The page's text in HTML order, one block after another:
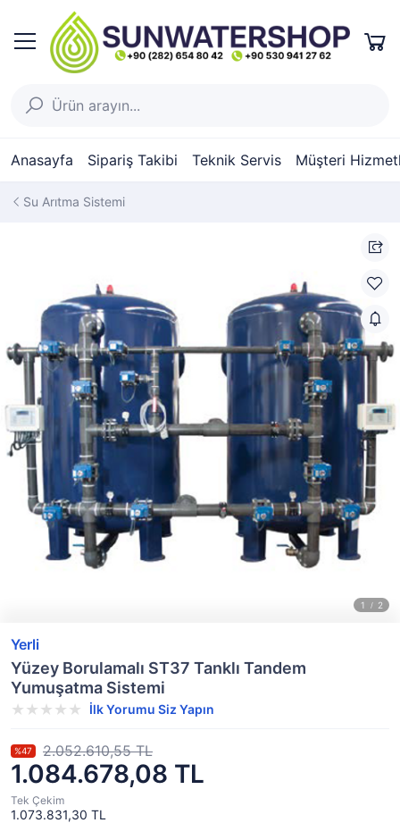
Anasayfa Sipariş Takibi Teknik Servis Müşteri
Su Arıtma Sistemi
Yerli
Yüzey Borulamalı ST37 Tanklı Tandem
Yumuşatma Sistemi
İlk Yorumu Siz Yapın
1.084.678,08 TL
%47 2.052.610,55 TL
Tek Çekim
1.073.831,30 TL